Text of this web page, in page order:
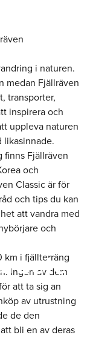
i naturen.
medan Fjällräven
transporter,
inspirera och
uppleva naturen
likasinnade.
finns Fjällräven
och
Classic är för
och tips du kan
att vandra med
och
km i fjällterräng
Ingen av dem
att ta sig an
av utrustning
de den
bli en av deras